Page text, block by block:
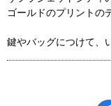
ゴールドのプリントの
鍵やバッグにつけて、